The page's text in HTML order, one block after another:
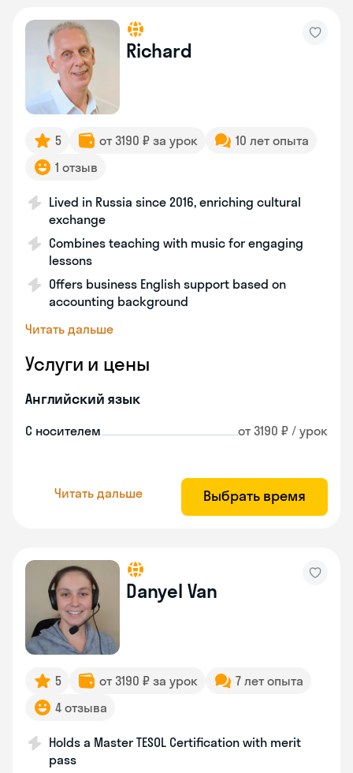
Richard
5 от 3190 ₽ за урок
10 лет опыта
1 отзыв
Lived in Russia since 2016, enriching cultural
exchange
Combines teaching with music for engaging
lessons
Offers business English support based on
accounting background
Читать дальше
Услуги и цены
Английский язык
С носителем от 3190 ₽ / урок
Читать дальше Выбрать время
Danyel Van
5 от 3190 ₽ за урок
7 лет опыта
4 отзыва
Holds a Master TESOL Certification with merit
pass